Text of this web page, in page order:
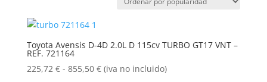
popularidad
Toyota Avensis D-4D 2.0L D 115cv TURBO GT17 VNT –
REF. 721164
225,72 € - 855,50 €Rango
(iva no incluido)